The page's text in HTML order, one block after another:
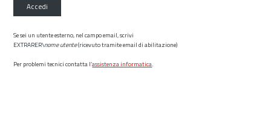
Accedi
Se sei un utente esterno, nel campo email, scrivi
EXTRARER\nome utente(ricevuto tramite email di abilitazione)
Per problemi tecnici contatta l’assistenza informatica.